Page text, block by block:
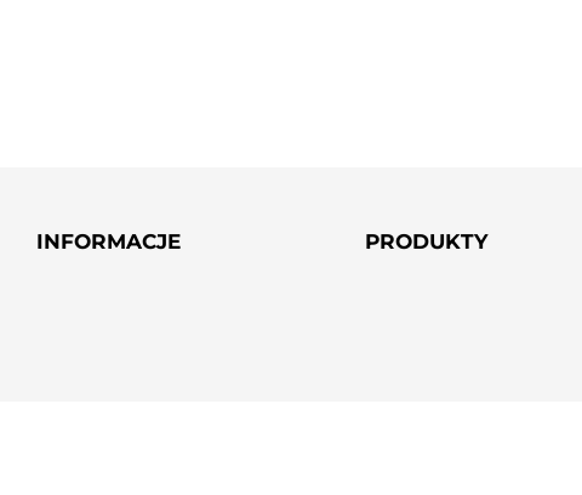
INFORMACJE PRODUKTY